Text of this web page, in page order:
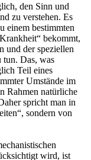
den Sinn und
zu verstehen. Es
einem bestimmten
bekommt,
und der speziellen
tun. Das, was
Teil eines
Umstände im
Rahmen natürliche
spricht man in
sondern von
wird, ist